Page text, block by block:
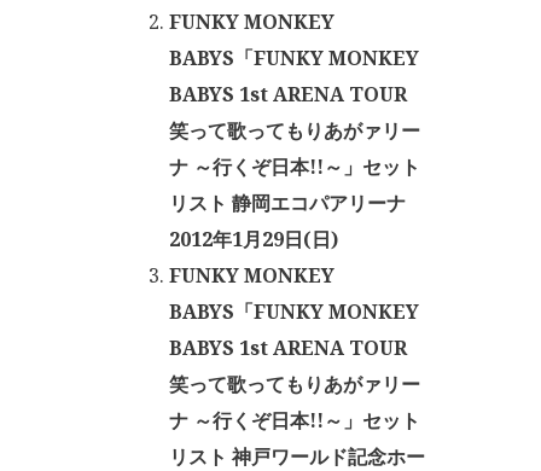
FUNKY MONKEY
BABYS「FUNKY MONKEY
BABYS 1st ARENA TOUR
笑って歌ってもりあがァリー
ナ ～行くぞ日本!!～」セット
リスト 静岡エコパアリーナ
2012年1月29日(日)
FUNKY MONKEY
BABYS「FUNKY MONKEY
BABYS 1st ARENA TOUR
笑って歌ってもりあがァリー
ナ ～行くぞ日本!!～」セット
リスト 神戸ワールド記念ホー